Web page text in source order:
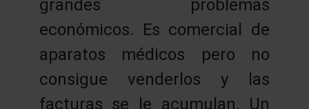
grandes problemas
económicos. Es comercial de
aparatos médicos pero no
consigue venderlos y las
facturas se le acumulan. Un